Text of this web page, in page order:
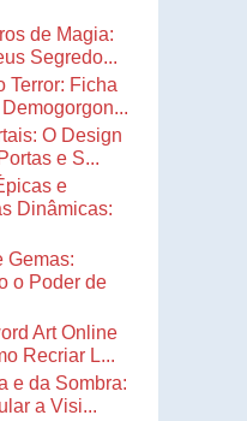
de Magia:
Segredo...
Terror: Ficha
O Design
e S...
e
Dinâmicas:
Gemas:
o Poder de
Art Online
Recriar L...
e da Sombra:
a Visi...